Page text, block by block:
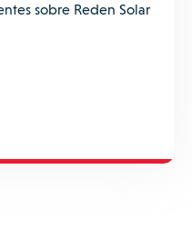
sobre Reden Solar